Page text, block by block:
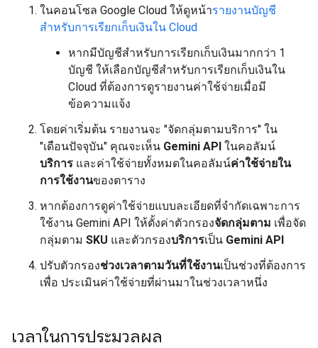
ในคอนโซล Google Cloud ให้ดูหน้ารายงานบัญชี
สำหรับการเรียกเก็บเงินใน Cloud
หากมีบัญชีสำหรับการเรียกเก็บเงินมากกว่า 1
บัญชี ให้เลือกบัญชีสำหรับการเรียกเก็บเงินใน
Cloud ที่ต้องการดูรายงานค่าใช้จ่ายเมื่อมี
ข้อความแจ้ง
โดยค่าเริ่มต้น รายงานจะ "จัดกลุ่มตามบริการ" ใน
"เดือนปัจจุบัน" คุณจะเห็น Gemini API ในคอลัมน์
บริการ และค่าใช้จ่ายทั้งหมดในคอลัมน์ค่าใช้จ่ายใน
การใช้งานของตาราง
หากต้องการดูค่าใช้จ่ายแบบละเอียดที่จำกัดเฉพาะการ
ใช้งาน Gemini API ให้ตั้งค่าตัวกรองจัดกลุ่มตาม เพื่อจัด
กลุ่มตาม SKU และตัวกรองบริการเป็น Gemini API
ปรับตัวกรองช่วงเวลาตามวันที่ใช้งานเป็นช่วงที่ต้องการ
เพื่อ ประเมินค่าใช้จ่ายที่ผ่านมาในช่วงเวลาหนึ่ง
เวลาในการประมวลผล